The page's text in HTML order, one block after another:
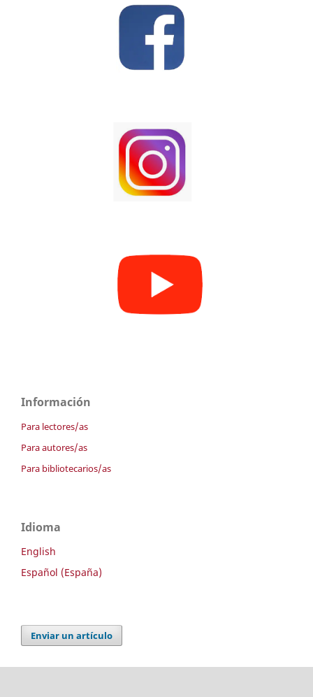
Información
Para lectores/as
Para autores/as
Para bibliotecarios/as
Idioma
English
Español (España)
Enviar un artículo